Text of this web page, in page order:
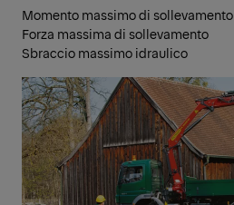
Momento massimo di sollevamento
Forza massima di sollevamento
Sbraccio massimo idraulico